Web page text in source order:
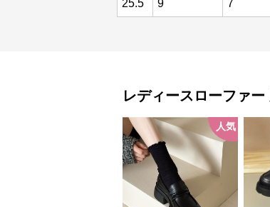
25.5 9 7
レディースローファー
人気